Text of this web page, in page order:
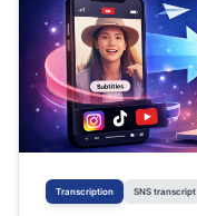
Transcription SNS transcript